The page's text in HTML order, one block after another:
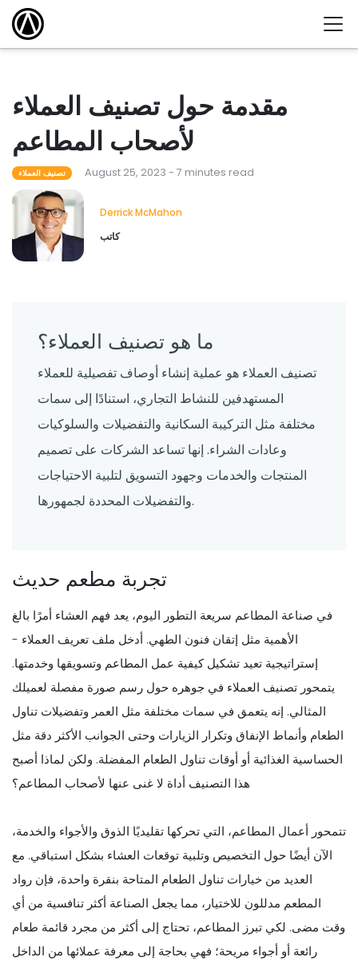
مقدمة حول تصنيف العملاء
لأصحاب المطاعم
تصنيف العملاء August 25, 2023 - 7 minutes read
Derrick McMahon
كاتب
ما هو تصنيف العملاء؟
تصنيف العملاء هو عملية إنشاء أوصاف تفصيلية للعملاء
المستهدفين للنشاط التجاري، استنادًا إلى سمات
مختلفة مثل التركيبة السكانية والتفضيلات والسلوكيات
وعادات الشراء. إنها تساعد الشركات على تصميم
المنتجات والخدمات وجهود التسويق لتلبية الاحتياجات
والتفضيلات المحددة لجمهورها.
تجربة مطعم حديث
في صناعة المطاعم سريعة التطور اليوم، يعد فهم العشاء أمرًا بالغ
الأهمية مثل إتقان فنون الطهي. أدخل ملف تعريف العملاء -
إستراتيجية تعيد تشكيل كيفية عمل المطاعم وتسويقها وخدمتها.
يتمحور تصنيف العملاء في جوهره حول رسم صورة مفصلة لعميلك
المثالي. إنه يتعمق في سمات مختلفة مثل العمر وتفضيلات تناول
الطعام وأنماط الإنفاق وتكرار الزيارات وحتى الجوانب الأكثر دقة مثل
الحساسية الغذائية أو أوقات تناول الطعام المفضلة. ولكن لماذا أصبح
هذا التصنيف أداة لا غنى عنها لأصحاب المطاعم؟
تتمحور أعمال المطاعم، التي تحركها تقليديًا الذوق والأجواء والخدمة،
الآن أيضًا حول التخصيص وتلبية توقعات العشاء بشكل استباقي. مع
العديد من خيارات تناول الطعام المتاحة بنقرة واحدة، فإن رواد
المطعم مدللون للاختيار، مما يجعل الصناعة أكثر تنافسية من أي
وقت مضى. لكي تبرز المطاعم، تحتاج إلى أكثر من مجرد قائمة طعام
رائعة أو أجواء مريحة؛ فهي بحاجة إلى معرفة عملائها من الداخل